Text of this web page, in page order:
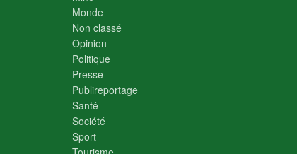
Monde
Non classé
Opinion
Politique
Presse
Publireportage
Santé
Société
Sport